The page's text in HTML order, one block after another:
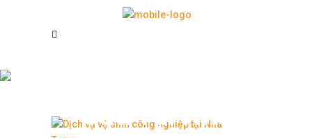
Cửa Tại Nha